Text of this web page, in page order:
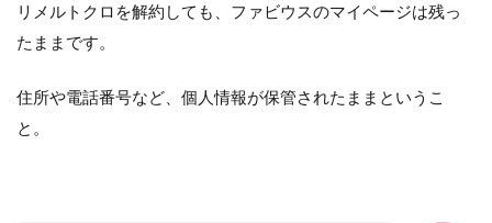
リメルトクロを解約しても、ファビウスのマイページは残っ
たままです。
住所や電話番号など、個人情報が保管されたままというこ
と。